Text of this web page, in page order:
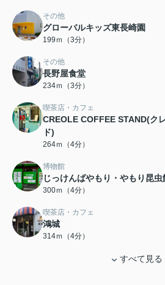
その他
グローバルキッズ東長崎園
199ｍ（3分）
その他
長野屋食堂
234ｍ（3分）
喫茶店・カフェ
CREOLE COFFEE STAND(ク
ド)
264ｍ（4分）
博物館
じっけんばやもり・やもり昆虫
300ｍ（4分）
喫茶店・カフェ
鴻城
314ｍ（4分）
すべて見る